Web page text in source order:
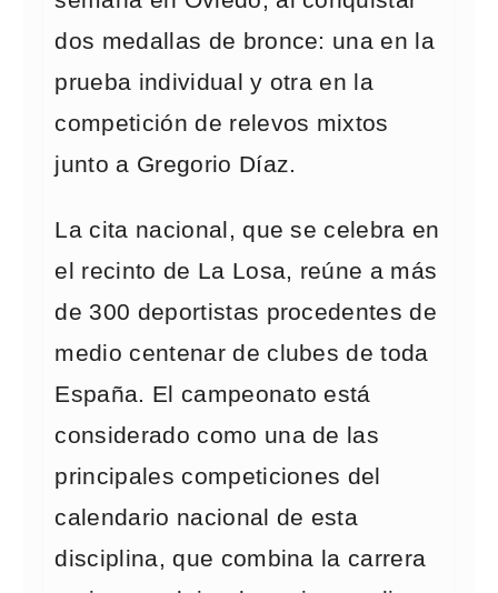
dos medallas de bronce: una en la
prueba individual y otra en la
competición de relevos mixtos
junto a Gregorio Díaz.
La cita nacional, que se celebra en
el recinto de La Losa, reúne a más
de 300 deportistas procedentes de
medio centenar de clubes de toda
España. El campeonato está
considerado como una de las
principales competiciones del
calendario nacional de esta
disciplina, que combina la carrera